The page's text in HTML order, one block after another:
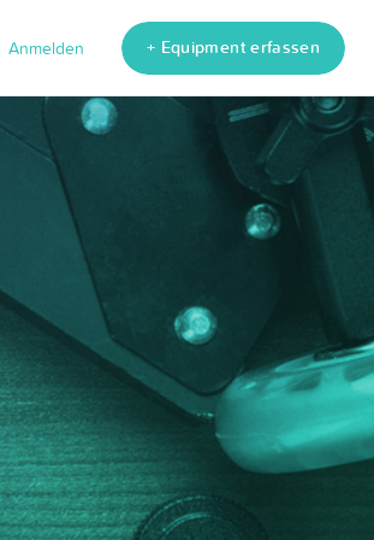
Anmelden + Equipment erfassen